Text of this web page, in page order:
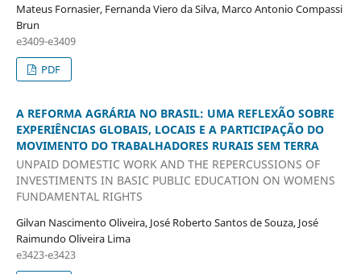
Mateus Fornasier, Fernanda Viero da Silva, Marco Antonio Compassi
Brun
e3409-e3409
PDF
A REFORMA AGRÁRIA NO BRASIL: UMA REFLEXÃO SOBRE
EXPERIÊNCIAS GLOBAIS, LOCAIS E A PARTICIPAÇÃO DO
MOVIMENTO DO TRABALHADORES RURAIS SEM TERRA
UNPAID DOMESTIC WORK AND THE REPERCUSSIONS OF
INVESTIMENTS IN BASIC PUBLIC EDUCATION ON WOMENS
FUNDAMENTAL RIGHTS
Gilvan Nascimento Oliveira, José Roberto Santos de Souza, José
Raimundo Oliveira Lima
e3423-e3423